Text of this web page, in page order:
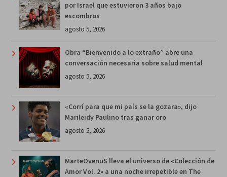
por Israel que estuvieron 3 años bajo
escombros
agosto 5, 2026
Obra “Bienvenido a lo extraño” abre una
conversación necesaria sobre salud mental
agosto 5, 2026
«Corrí para que mi país se la gozara», dijo
Marileidy Paulino tras ganar oro
agosto 5, 2026
MarteOvenuS lleva el universo de «Colección de
Amor Vol. 2» a una noche irrepetible en The